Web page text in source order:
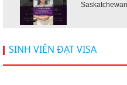
Hội thảo du
dưới 20k/ năm
SINH VIÊN ĐẠT VISA